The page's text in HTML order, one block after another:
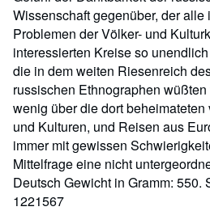
Wissenschaft gegenüber, der
Problemen der Völker- und
interessierten Kreise so
die in dem weiten Riesenreich
russischen Ethnographen
wenig über die dort
und Kulturen, und Reisen aus
immer mit gewissen
Mittelfrage eine nicht
Deutsch Gewicht in Gramm: 550.
1221567